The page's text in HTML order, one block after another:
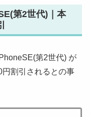
第2世代)｜本
第2世代) が
割引されるとの事